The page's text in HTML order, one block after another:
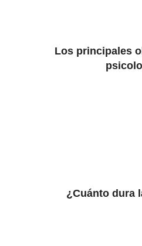
Los principales
¿Cuánto dura